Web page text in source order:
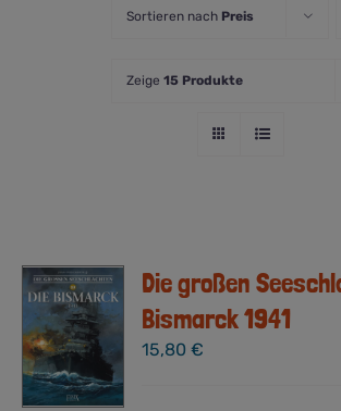
Sortieren nach Preis
Zeige 15 Produkte
Die großen
Bismarck 1941
15,80€